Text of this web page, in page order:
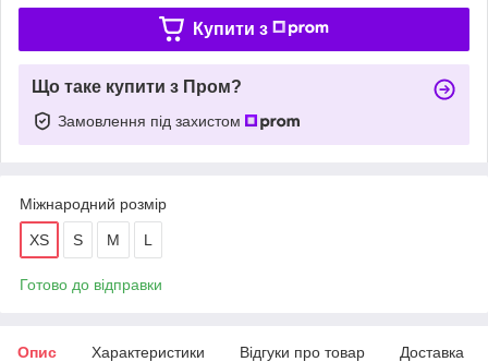
Купити з
Що таке купити з Пром?
Замовлення під захистом
Міжнародний розмір
XS S M L
Готово до відправки
Опис Характеристики Відгуки про товар Доставка